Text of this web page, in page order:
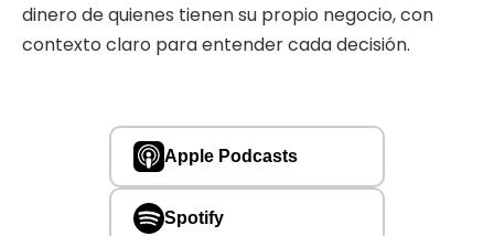
dinero de quienes tienen su propio negocio, con
contexto claro para entender cada decisión.
Apple Podcasts
Spotify